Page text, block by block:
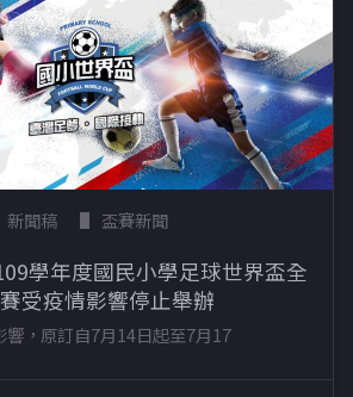
新聞稿 盃賽新聞
學年度國民小學足球世界盃全
受疫情影響停止舉辦
響，原訂自7月14日起至7月17